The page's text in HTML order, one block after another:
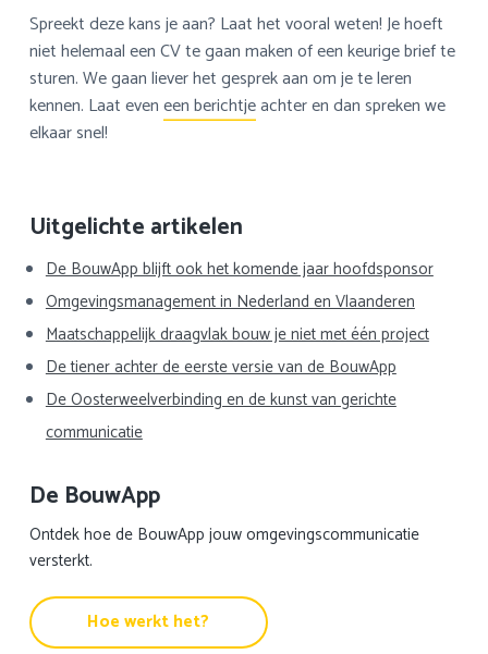
Spreekt deze kans je aan? Laat het vooral weten! Je hoeft
niet helemaal een CV te gaan maken of een keurige brief te
sturen. We gaan liever het gesprek aan om je te leren
kennen. Laat eveneen berichtjeachter en dan spreken we
elkaar snel!
Primaire
Sidebar
Uitgelichte artikelen
De BouwApp blijft ook het komende jaar hoofdsponsor
Omgevingsmanagement in Nederland en Vlaanderen
Maatschappelijk draagvlak bouw je niet met één project
De tiener achter de eerste versie van de BouwApp
De Oosterweelverbinding en de kunst van gerichte
communicatie
De BouwApp
Ontdek hoe de BouwApp jouw omgevingscommunicatie
versterkt.
Hoe werkt het?